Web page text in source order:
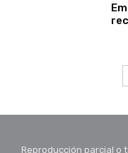
Reproducción parcial o